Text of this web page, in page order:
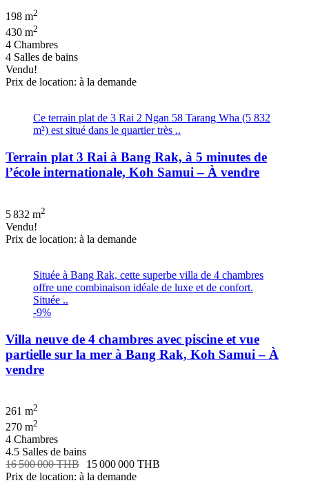
198 m2
430 m2
4 Chambres
4 Salles de bains
Vendu!
Prix de location: à la demande
Ce terrain plat de 3 Rai 2 Ngan 58 Tarang Wha (5 832
m²) est situé dans le quartier très ..
Terrain plat 3 Rai à Bang Rak, à 5 minutes de
l’école internationale, Koh Samui – À vendre
5 832 m2
Vendu!
Prix de location: à la demande
Située à Bang Rak, cette superbe villa de 4 chambres
offre une combinaison idéale de luxe et de confort.
Située ..
-9%
Villa neuve de 4 chambres avec piscine et vue
partielle sur la mer à Bang Rak, Koh Samui – À
vendre
261 m2
270 m2
4 Chambres
4.5 Salles de bains
16 500 000 THB
15 000 000 THB
Prix de location: à la demande